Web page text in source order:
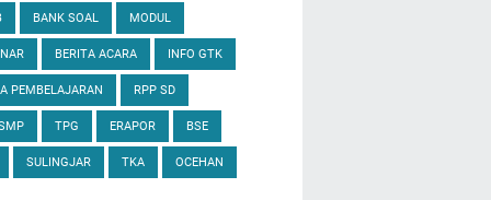
BANK SOAL MODUL
BERITA ACARA INFO GTK
PEMBELAJARAN RPP SD
TPG ERAPOR BSE
SULINGJAR TKA OCEHAN